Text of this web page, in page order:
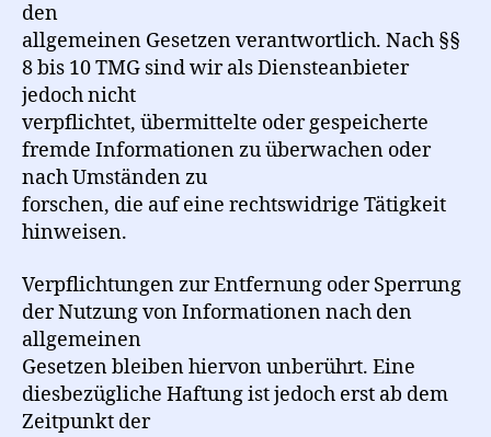
den
allgemeinen Gesetzen verantwortlich. Nach §§
8 bis 10 TMG sind wir als Diensteanbieter
jedoch nicht
verpflichtet, übermittelte oder gespeicherte
fremde Informationen zu überwachen oder
nach Umständen zu
forschen, die auf eine rechtswidrige Tätigkeit
hinweisen.
Verpflichtungen zur Entfernung oder Sperrung
der Nutzung von Informationen nach den
allgemeinen
Gesetzen bleiben hiervon unberührt. Eine
diesbezügliche Haftung ist jedoch erst ab dem
Zeitpunkt der